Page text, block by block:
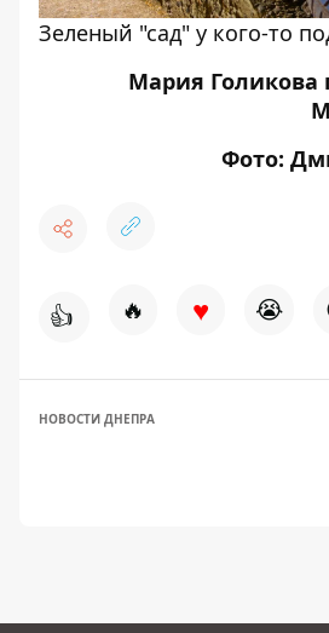
Зеленый "сад" у кого-то
Мария Голикова
Фото:
👍 🔥 ♥ 😭
НОВОСТИ ДНЕПРА